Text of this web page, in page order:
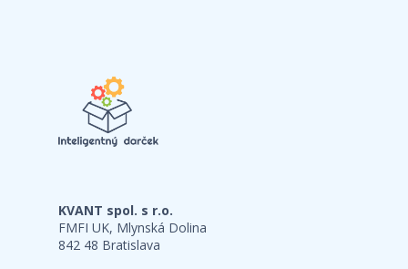
KVANT spol. s r.o.
FMFI UK, Mlynská Dolina
842 48 Bratislava